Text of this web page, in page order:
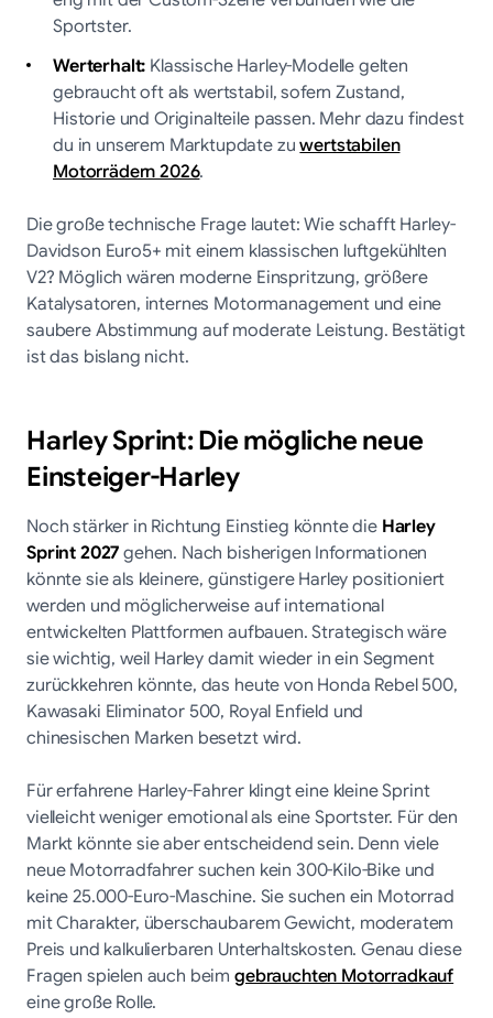
Sportster.
Werterhalt:Klassische Harley-Modelle gelten
gebraucht oft als wertstabil, sofern Zustand,
Historie und Originalteile passen. Mehr dazu findest
du in unserem Marktupdate zuwertstabilen
Motorrädern 2026.
Die große technische Frage lautet: Wie schafft Harley-
Davidson Euro5+ mit einem klassischen luftgekühlten
V2? Möglich wären moderne Einspritzung, größere
Katalysatoren, internes Motormanagement und eine
saubere Abstimmung auf moderate Leistung. Bestätigt
ist das bislang nicht.
Harley Sprint: Die mögliche neue
Einsteiger-Harley
Noch stärker in Richtung Einstieg könnte dieHarley
Sprint 2027gehen. Nach bisherigen Informationen
könnte sie als kleinere, günstigere Harley positioniert
werden und möglicherweise auf international
entwickelten Plattformen aufbauen. Strategisch wäre
sie wichtig, weil Harley damit wieder in ein Segment
zurückkehren könnte, das heute von Honda Rebel 500,
Kawasaki Eliminator 500, Royal Enfield und
chinesischen Marken besetzt wird.
Für erfahrene Harley-Fahrer klingt eine kleine Sprint
vielleicht weniger emotional als eine Sportster. Für den
Markt könnte sie aber entscheidend sein. Denn viele
neue Motorradfahrer suchen kein 300-Kilo-Bike und
keine 25.000-Euro-Maschine. Sie suchen ein Motorrad
mit Charakter, überschaubarem Gewicht, moderatem
Preis und kalkulierbaren Unterhaltskosten. Genau diese
Fragen spielen auch beimgebrauchten Motorradkauf
eine große Rolle.